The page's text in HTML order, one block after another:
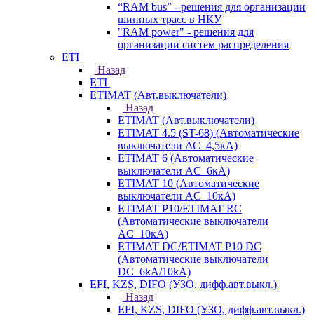
“RAM bus” - решения для организации
шинных трасс в НКУ
"RAM power" - решения для
организации систем распределения
ETI
Назад
ETI
ETIMAT (Авт.выключатели)
Назад
ETIMAT (Авт.выключатели)
ETIMAT 4.5 (ST-68) (Автоматические
выключатели АС_4,5кА)
ETIMAT 6 (Автоматические
выключатели AC_6кА)
ETIMAT 10 (Автоматические
выключатели AC_10кА)
ETIMAT P10/ETIMAT RC
(Автоматические выключатели
AC_10кА)
ETIMAT DC/ETIMAT P10 DC
(Автоматические выключатели
DC_6kA/10kA)
EFI, KZS, DIFO (УЗО, дифф.авт.выкл.)
Назад
EFI, KZS, DIFO (УЗО, дифф.авт.выкл.)